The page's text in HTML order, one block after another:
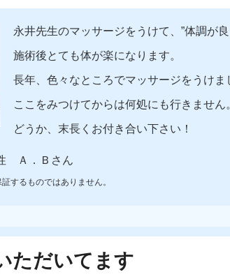
永井先生のマッサージをうけて、”体調が良
施術後とても体が楽になります。
長年、色々なところでマッサージをうけま
ここをみつけてからは何処にも行きません
どうか、末長くお付き合い下さい！
Ａ．Ｂさん
するものではありません。
ただいてます